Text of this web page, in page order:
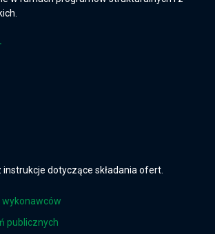
instrukcje dotyczące składania ofert.
wykonawców
publicznych